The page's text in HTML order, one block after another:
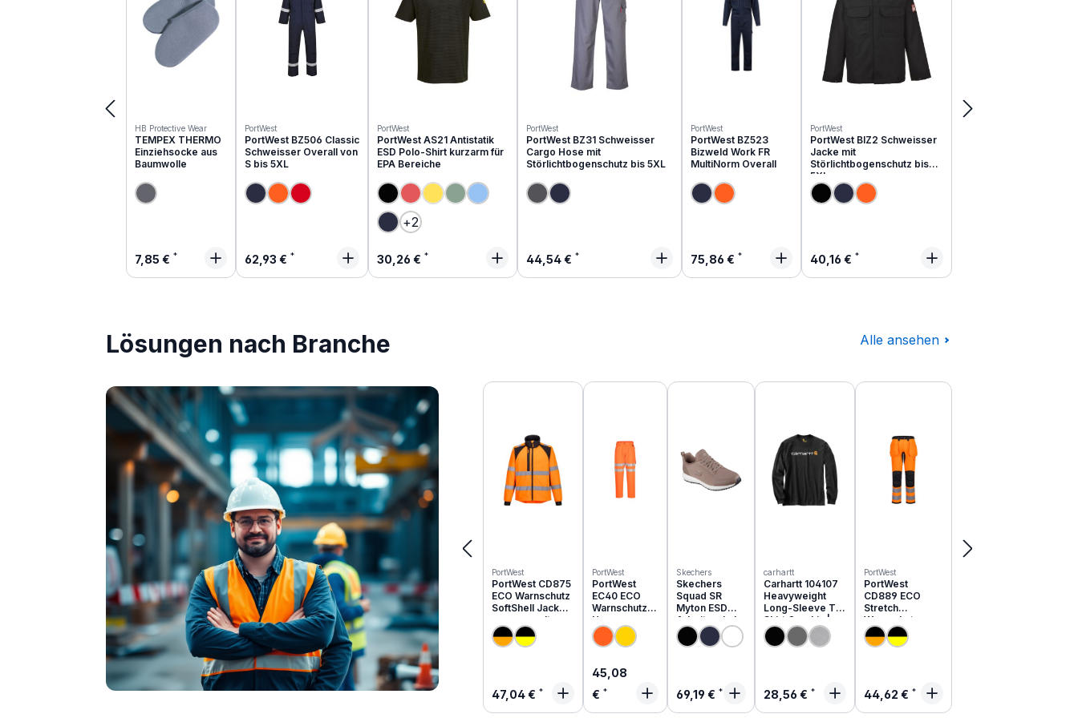
HB Protective Wear
TEMPEX THERMO
Einziehsocke aus
Baumwolle
Regulärer Preis:
7,85 €
PortWest
PortWest BZ506 Classic
Schweisser Overall von
S bis 5XL
Regulärer Preis:
62,93 €
PortWest
PortWest AS21 Antistatik
ESD Polo-Shirt kurzarm für
EPA Bereiche
(Diese Option ist zurzeit nicht verfügbar.)
(Diese Option ist zurzeit nicht verfügbar.)
(Diese Option ist zurzeit nicht verfügbar.)
+2
Regulärer Preis:
30,26 €
PortWest
PortWest BZ31 Schweisser
Cargo Hose mit
Störlichtbogenschutz bis 5XL
Regulärer Preis:
44,54 €
PortWest
PortWest BZ523
Bizweld Work FR
MultiNorm Overall
Regulärer Preis:
75,86 €
PortWest
PortWest BIZ2 Schweisser
Jacke mit
Störlichtbogenschutz bis
5XL
Regulärer Preis:
40,16 €
Lösungen nach Branche Alle ansehen
Produktgalerie überspringen
PortWest
PortWest CD875
ECO Warnschutz
SoftShell Jacke
aus recyceltem
PES
Regulärer Preis:
47,04 €
PortWest
PortWest
EC40 ECO
Warnschutz
Hose aus
recyceltem
PES
Regulärer Preis:
45,08
€
Skechers
Skechers
Squad SR
Myton ESD
Arbeitsschuhe
O1 | 200051EC
Regulärer Preis:
69,19 €
carhartt
Carhartt 104107
Heavyweight
Long-Sleeve T-
Shirt Graphic |
relaxed fit
Regulärer Preis:
28,56 €
PortWest
PortWest
CD889 ECO
Stretch
Warnschutz
Hose aus
recyceltem PES
Regulärer Preis:
44,62 €